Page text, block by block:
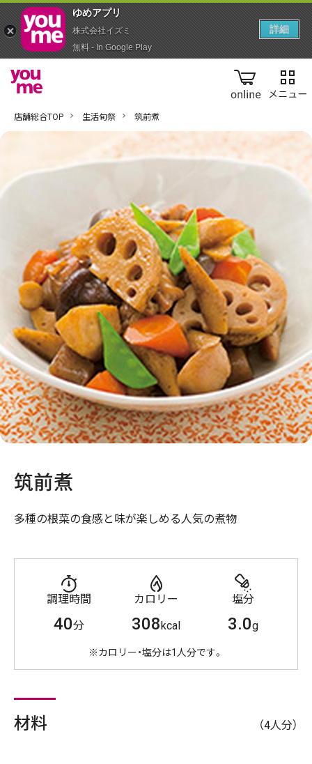
online
店舗総合TOP 生活旬祭 筑前煮
筑前煮
多種の根菜の食感と味が楽しめる人気の煮物
調理時間
40分
カロリー
308kcal
塩分
3.0g
※カロリー・塩分は1人分です。
材料 （4人分）
ゆめアプ‪リ‬
株式会社イズミ
無料 - In Google Play
詳細